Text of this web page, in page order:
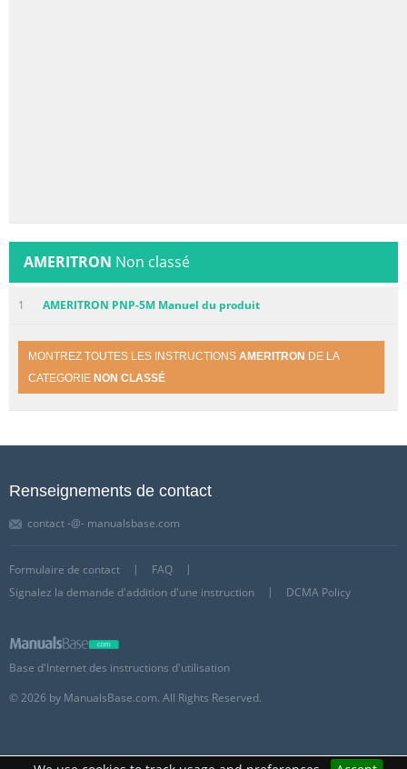
AMERITRON Non classé
1 AMERITRON PNP-5M Manuel du produit
MONTREZ TOUTES LES INSTRUCTIONS AMERITRON DE LA
CATEGORIE NON CLASSÉ
Renseignements de contact
contact -@- manualsbase.com
Formulaire de contact
FAQ
Signalez la demande d'addition d'une instruction
DCMA Policy
Base d'Internet des instructions d'utilisation
© 2026 by ManualsBase.com. All Rights Reserved.